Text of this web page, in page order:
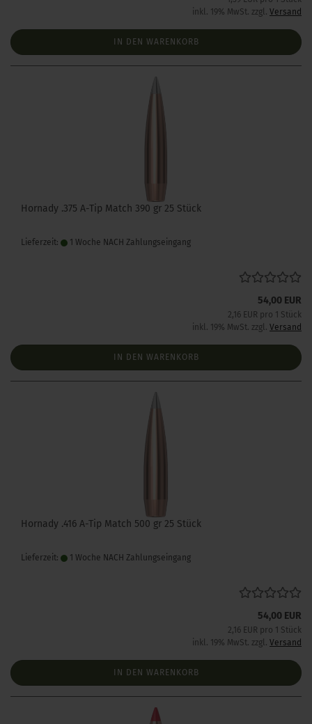
inkl. 19% MwSt. zzgl. Versand
IN DEN WARENKORB
Hornady .375 A-Tip Match 390 gr 25 Stück
Lieferzeit: 1 Woche NACH Zahlungseingang
54,00 EUR
2,16 EUR pro 1 Stück
inkl. 19% MwSt. zzgl. Versand
IN DEN WARENKORB
Hornady .416 A-Tip Match 500 gr 25 Stück
Lieferzeit: 1 Woche NACH Zahlungseingang
54,00 EUR
2,16 EUR pro 1 Stück
inkl. 19% MwSt. zzgl. Versand
IN DEN WARENKORB